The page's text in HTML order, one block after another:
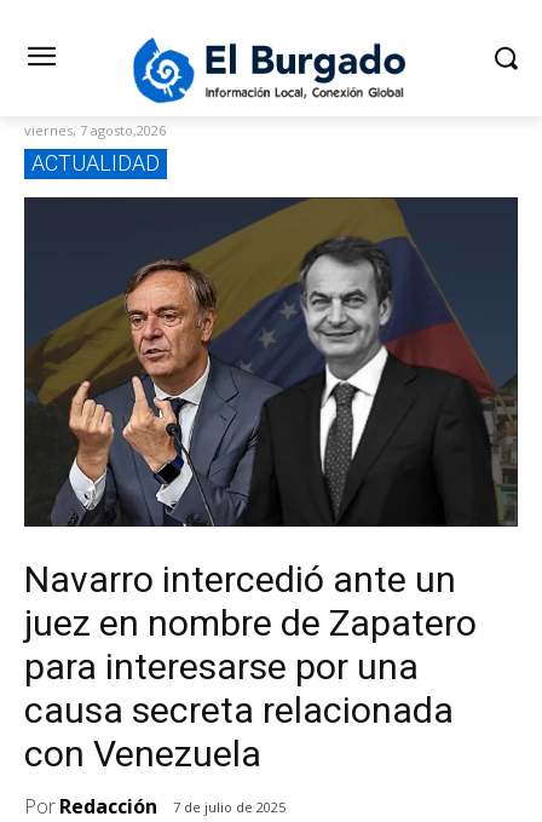
viernes, 7 agosto,2026
ACTUALIDAD
Navarro intercedió ante un
juez en nombre de Zapatero
para interesarse por una
causa secreta relacionada
con Venezuela
PorRedacción 7 de julio de 2025